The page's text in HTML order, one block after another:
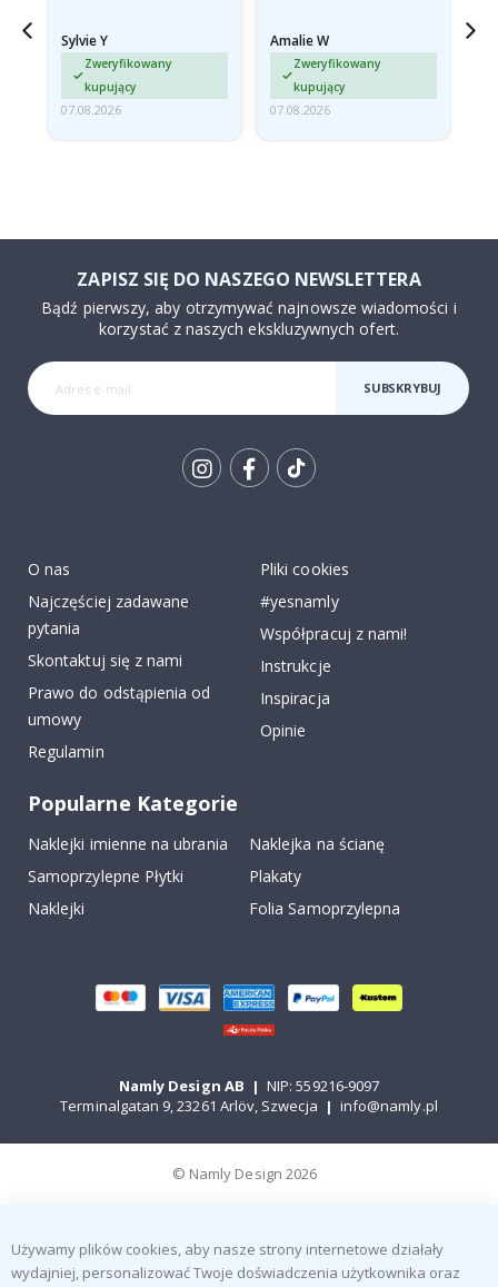
enveloppe rigide car ils
sont arrivés roulés et un…
Sylvie Y
Zweryfikowany
kupujący
07.08.2026
Amalie W
Zweryfikowany
kupujący
07.08.2026
ZAPISZ SIĘ DO NASZEGO NEWSLETTERA
Bądź pierwszy, aby otrzymywać najnowsze wiadomości i
korzystać z naszych ekskluzywnych ofert.
SUBSKRYBUJ
O nas
Najczęściej zadawane
pytania
Skontaktuj się z nami
Prawo do odstąpienia od
umowy
Regulamin
Pliki cookies
#yesnamly
Współpracuj z nami!
Instrukcje
Inspiracja
Opinie
Popularne Kategorie
Naklejki imienne na ubrania
Naklejka na ścianę
Samoprzylepne Płytki
Plakaty
Naklejki
Folia Samoprzylepna
Namly Design AB | NIP: 559216-9097
Terminalgatan 9, 23261 Arlöv, Szwecja | info@namly.pl
© Namly Design 2026
Używamy plików cookies, aby nasze strony internetowe działały
wydajniej, personalizować Twoje doświadczenia użytkownika oraz